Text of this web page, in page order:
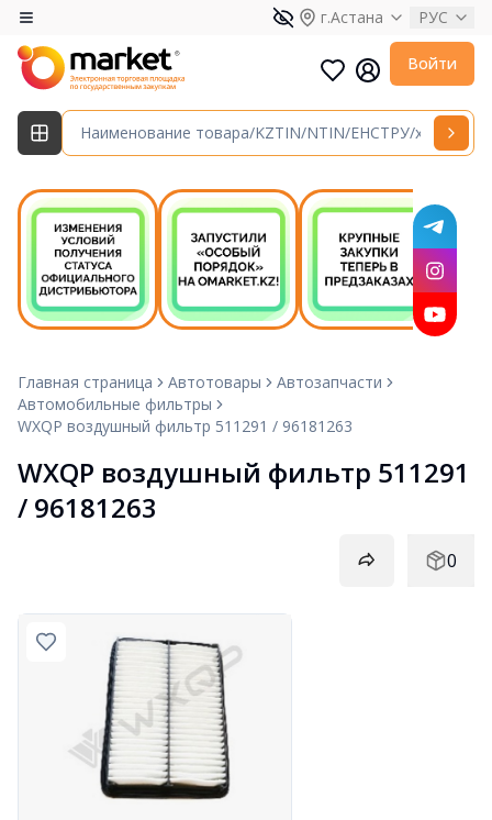
г.Астана РУС
Войти
Главная страница Автотовары
Автозапчасти
Автомобильные фильтры
WXQP воздушный фильтр 511291 / 96181263
WXQP воздушный фильтр 511291
/ 96181263
0